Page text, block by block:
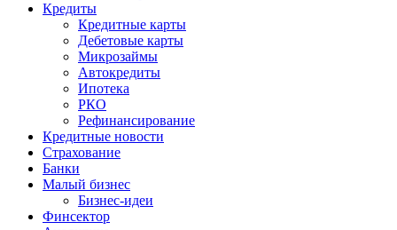
Кредиты
Кредитные карты
Дебетовые карты
Микрозаймы
Автокредиты
Ипотека
РКО
Рефинансирование
Кредитные новости
Страхование
Банки
Малый бизнес
Бизнес-идеи
Финсектор